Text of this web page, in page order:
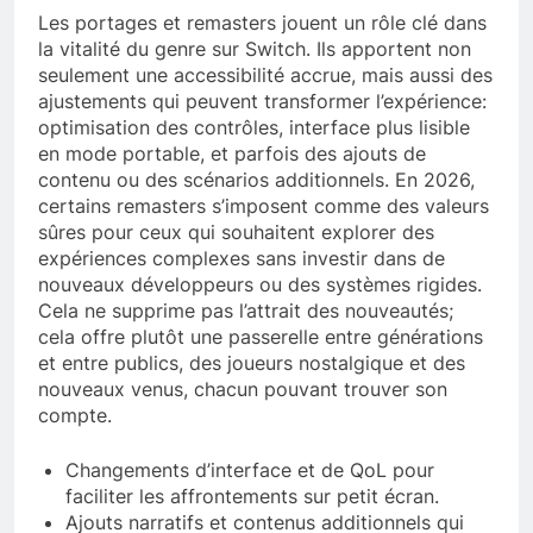
Les portages et remasters jouent un rôle clé dans
la vitalité du genre sur Switch. Ils apportent non
seulement une accessibilité accrue, mais aussi des
ajustements qui peuvent transformer l’expérience:
optimisation des contrôles, interface plus lisible
en mode portable, et parfois des ajouts de
contenu ou des scénarios additionnels. En 2026,
certains remasters s’imposent comme des valeurs
sûres pour ceux qui souhaitent explorer des
expériences complexes sans investir dans de
nouveaux développeurs ou des systèmes rigides.
Cela ne supprime pas l’attrait des nouveautés;
cela offre plutôt une passerelle entre générations
et entre publics, des joueurs nostalgique et des
nouveaux venus, chacun pouvant trouver son
compte.
Changements d’interface et de QoL pour
faciliter les affrontements sur petit écran.
Ajouts narratifs et contenus additionnels qui